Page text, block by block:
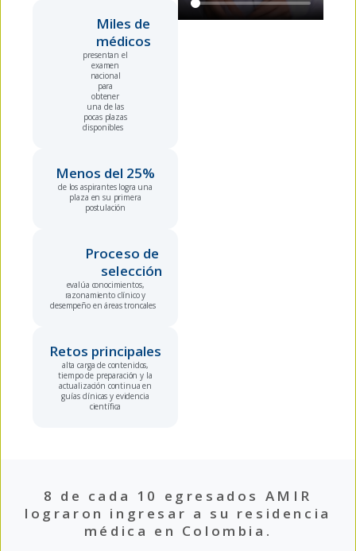
presentan el
examen
nacional
para
obtener
una de las
pocas plazas
disponibles
Miles de
médicos
de los aspirantes logra una
plaza en su primera
postulación
Menos del 25%
evalúa conocimientos,
razonamiento clínico y
desempeño en áreas troncales
Proceso de
selección
alta carga de contenidos,
tiempo de preparación y la
actualización continua en
guías clínicas y evidencia
científica
Retos principales
8 de cada 10 egresados AMIR
lograron ingresar a su residencia
médica en Colombia.